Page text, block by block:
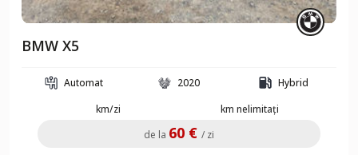
BMW X5
Automat 2020
Hybrid
km/zi
km nelimitați
de la 60 € / zi